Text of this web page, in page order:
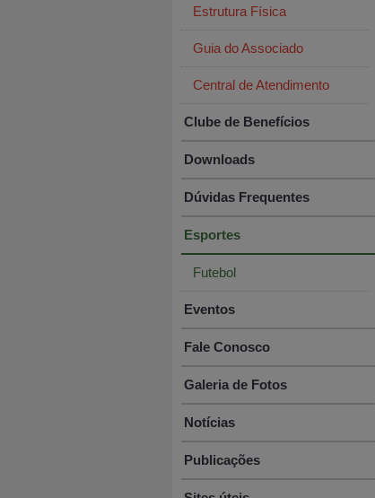
Estrutura Física
Guia do Associado
Central de Atendimento
Clube de Benefícios
Downloads
Dúvidas Frequentes
Esportes
Futebol
Eventos
Fale Conosco
Galeria de Fotos
Notícias
Publicações